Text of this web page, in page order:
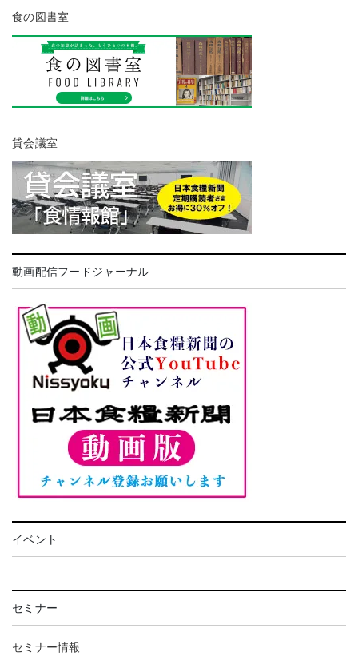
食の図書室
貸会議室
動画配信フードジャーナル
イベント
セミナー
セミナー情報